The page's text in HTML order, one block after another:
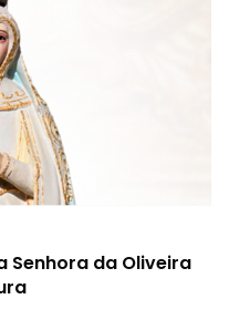
Senhora da Oliveira